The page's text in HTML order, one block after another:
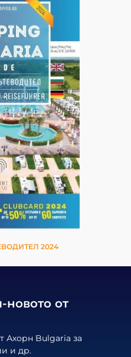
2024
новото от
Ахорн Bulgaria за
и др.